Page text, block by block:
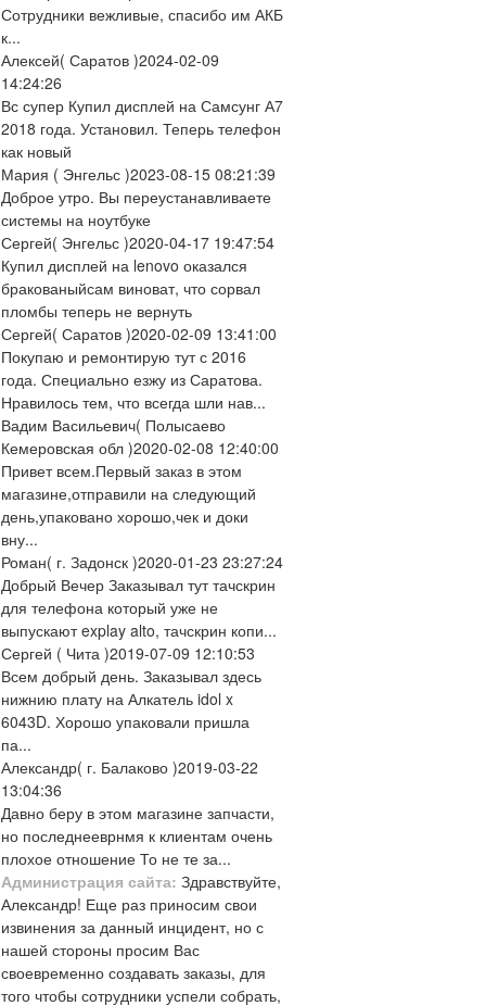
Сотрудники вежливые, спасибо им АКБ
к...
Алексей( Саратов )2024-02-09
14:24:26
Вс супер Купил дисплей на Самсунг А7
2018 года. Установил. Теперь телефон
как новый
Мария ( Энгельс )2023-08-15 08:21:39
Доброе утро. Вы переустанавливаете
системы на ноутбуке
Сергей( Энгельс )2020-04-17 19:47:54
Купил дисплей на lenovo оказался
бракованыйсам виноват, что сорвал
пломбы теперь не вернуть
Сергей( Саратов )2020-02-09 13:41:00
Покупаю и ремонтирую тут с 2016
года. Специально езжу из Саратова.
Нравилось тем, что всегда шли нав...
Вадим Васильевич( Полысаево
Кемеровская обл )2020-02-08 12:40:00
Привет всем.Первый заказ в этом
магазине,отправили на следующий
день,упаковано хорошо,чек и доки
вну...
Роман( г. Задонск )2020-01-23 23:27:24
Добрый Вечер Заказывал тут тачскрин
для телефона который уже не
выпускают explay alto, тачскрин копи...
Сергей ( Чита )2019-07-09 12:10:53
Всем добрый день. Заказывал здесь
нижнию плату на Алкатель idol x
6043D. Хорошо упаковали пришла
па...
Александр( г. Балаково )2019-03-22
13:04:36
Давно беру в этом магазине запчасти,
но последнееврнмя к клиентам очень
плохое отношение То не те за...
Администрация сайта: Здравствуйте,
Александр! Еще раз приносим свои
извинения за данный инцидент, но с
нашей стороны просим Вас
своевременно создавать заказы, для
того чтобы сотрудники успели собрать,